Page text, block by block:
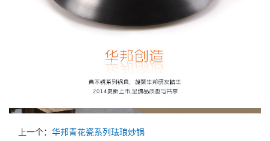
上一个： 华邦青花瓷系列珐琅炒锅